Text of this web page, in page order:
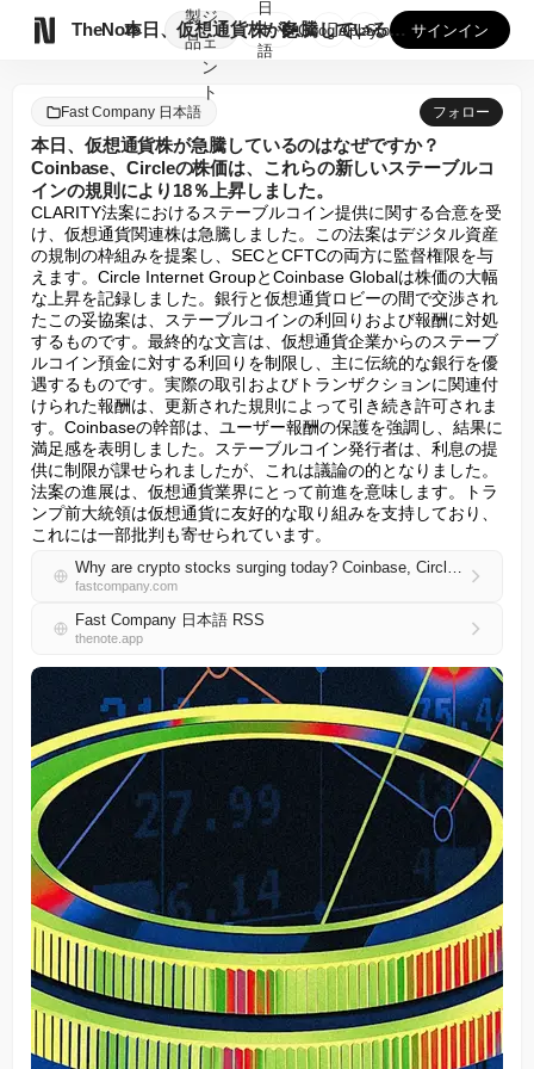
TheNote
製
品
ジ
ェ
ン
ト
本日、仮想通貨株が急騰しているのはなぜですか？Coinbas...
日
本
語
GooglePlay
AppStore サインイン
Fast Company 日本語 フォロー
本日、仮想通貨株が急騰しているのはなぜですか？
Coinbase、Circleの株価は、これらの新しいステーブルコ
インの規則により18％上昇しました。
CLARITY法案におけるステーブルコイン提供に関する合意を受
け、仮想通貨関連株は急騰しました。この法案はデジタル資産
の規制の枠組みを提案し、SECとCFTCの両方に監督権限を与
えます。Circle Internet GroupとCoinbase Globalは株価の大幅
な上昇を記録しました。銀行と仮想通貨ロビーの間で交渉され
たこの妥協案は、ステーブルコインの利回りおよび報酬に対処
するものです。最終的な文言は、仮想通貨企業からのステーブ
ルコイン預金に対する利回りを制限し、主に伝統的な銀行を優
遇するものです。実際の取引およびトランザクションに関連付
けられた報酬は、更新された規則によって引き続き許可されま
す。Coinbaseの幹部は、ユーザー報酬の保護を強調し、結果に
満足感を表明しました。ステーブルコイン発行者は、利息の提
供に制限が課せられましたが、これは議論の的となりました。
法案の進展は、仮想通貨業界にとって前進を意味します。トラ
ンプ前大統領は仮想通貨に友好的な取り組みを支持しており、
これには一部批判も寄せられています。
Why are crypto stocks surging today? Coinbase, Circle share prices rise up to 18% on these new stablecoin rules
fastcompany.com
Fast Company 日本語 RSS
thenote.app